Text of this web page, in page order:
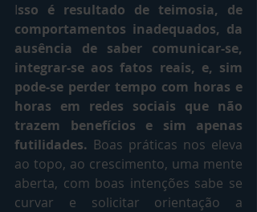
Isso é resultado de teimosia, de
comportamentos inadequados, da
ausência de saber comunicar-se,
integrar-se aos fatos reais, e, sim
pode-se perder tempo com horas e
horas em redes sociais que não
trazem benefícios e sim apenas
futilidades. Boas práticas nos eleva
ao topo, ao crescimento, uma mente
aberta, com boas intenções sabe se
curvar e solicitar orientação a